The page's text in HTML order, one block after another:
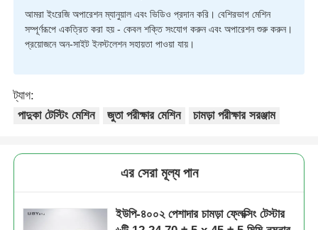
আমরা ইংরেজি অপারেশন ম্যানুয়াল এবং ভিডিও প্রদান করি। বেশিরভাগ মেশিন
সম্পূর্ণরূপে একত্রিত করা হয় - কেবল শক্তি সংযোগ করুন এবং অপারেশন শুরু করুন।
প্রয়োজনে অন-সাইট ইনস্টলেশন সহায়তা পাওয়া যায়।
ট্যাগ:
পাদুকা টেস্টিং মেশিন
জুতা পরীক্ষার মেশিন চামড়া পরীক্ষার সরঞ্জাম
এর সেরা মূল্য পান
ইউপি-৪০০২ পেশাদার চামড়া ফ্লেক্সিং টেস্টার